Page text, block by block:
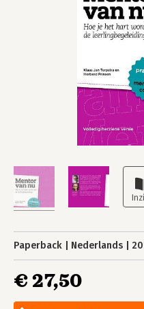
Paperback Nederlands
€ 27,50